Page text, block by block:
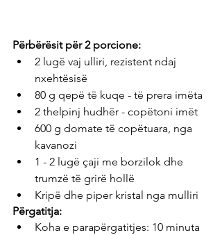
Përbërësit për 2 porcione:
2 lugë vaj ulliri, rezistent ndaj
nxehtësisë
80 g qepë të kuqe - të prera imëta
2 thelpinj hudhër - copëtoni imët
600 g domate të copëtuara, nga
kavanozi
1 - 2 lugë çaji me borzilok dhe
trumzë të grirë hollë
Kripë dhe piper kristal nga mulliri
Përgatitja:
Koha e parapërgatitjes: 10 minuta